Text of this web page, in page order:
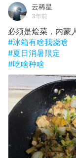
云稀星
3年前
必须是烩菜，内蒙
#冰箱有啥我烧啥
#夏日消暑限定
#吃啥种啥